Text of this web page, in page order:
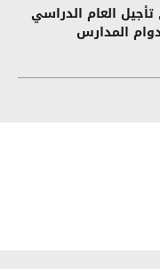
تأجيل العام الدراسي
المدارس